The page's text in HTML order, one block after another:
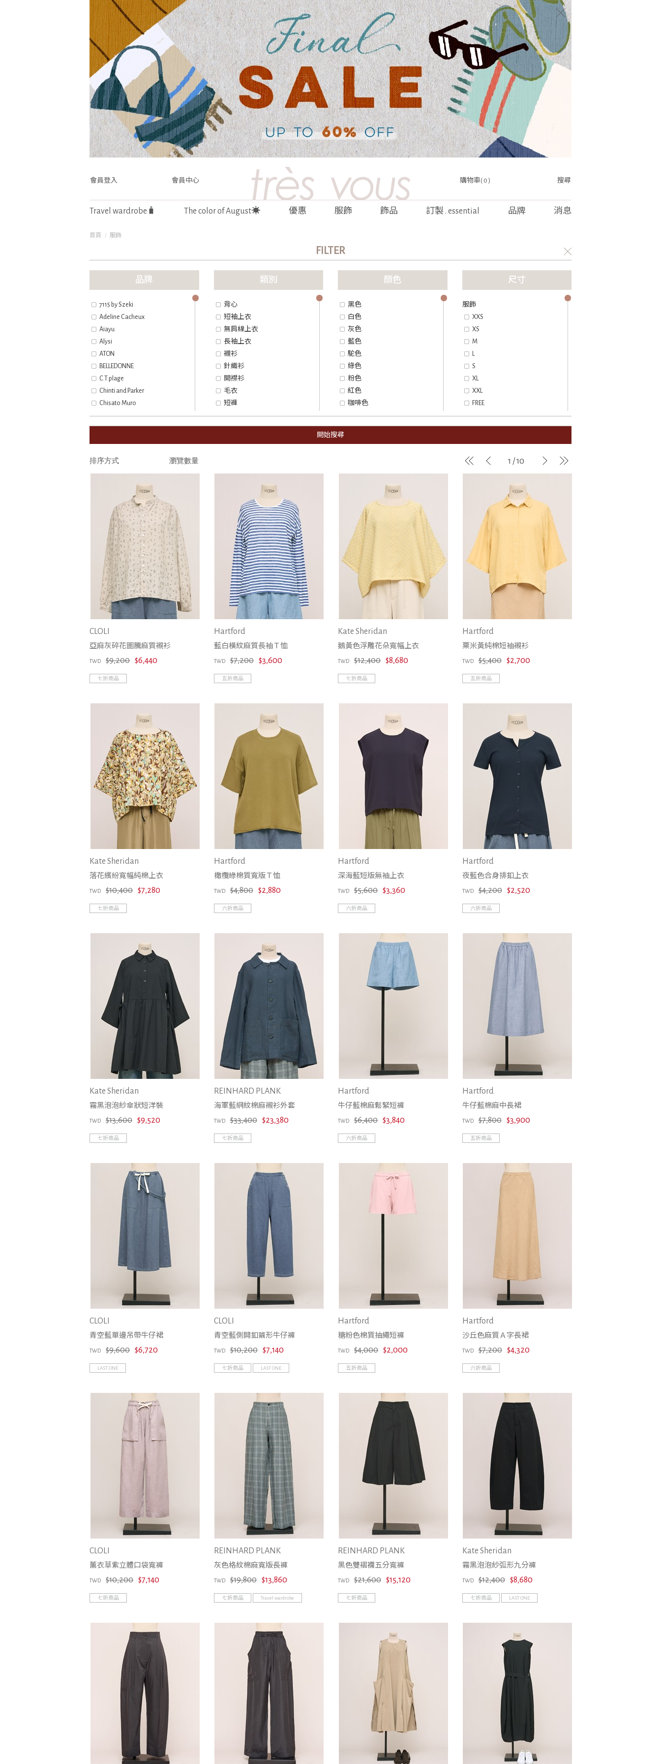
會員登入 會員中心 購物車( 0 ) 搜尋
Travel wardrobe🧳 The color of August☀️ 優惠 服飾 飾品 訂製 . essential 品牌 消息
首頁 服飾
FILTER
remove
item
品牌
7115 by Szeki
Adeline Cacheux
Aiayu
Alysi
ATON
BELLEDONNE
C.T.plage
Chinti and Parker
Chisato Muro
CLOLI
Common Projects
forte_forte
HIZEN Jewelry
Kate Sheridan
Labo.Art
Le Mont St. Michel
LIMO
Marie Laure Chamorel
PAMPA
Pomandère
REIKO
soeur
Sofie D'hoore
Sophie Digard
類別
背心
短袖上衣
無肩線上衣
長袖上衣
襯衫
針織衫
開襟衫
毛衣
短褲
五分褲
九分褲
洋裝/吊帶裙/圍裙
外套/夾克
大衣/風衣/長罩衫
圍巾/絲巾
皮帶/腰帶/吊帶
包袋
帽子
襪子/手套
休閒鞋
涼鞋
耳環/耳扣
項鍊/頸鍊
手鍊/手環
顏色
黑色
白色
灰色
藍色
駝色
綠色
粉色
紅色
咖啡色
黃色
橘色
織紋
混織
印花/色塊
編織
漸層/暈染
雙色
金色飾品
銀色飾品
寶石飾品
尺寸
服飾
XXS
XS
M
L
S
XL
XXL
FREE
鞋子
EU 34
EU 35.5
EU 37.5
EU 38
EU 38.5
EU 39
EU 39.5
EU 40
開始搜尋
排序方式 瀏覽數量 1 / 10
CLOLI
亞麻灰碎花圖騰麻質襯衫
TWD $9,200 $6,440
七折商品
Hartford
藍白橫紋麻質長袖Ｔ恤
TWD $7,200 $3,600
五折商品
Kate Sheridan
鵝黃色浮雕花朵寬幅上衣
TWD $12,400 $8,680
七折商品
Hartford
粟米黃純棉短袖襯衫
TWD $5,400 $2,700
五折商品
Kate Sheridan
落花繽紛寬幅純棉上衣
TWD $10,400 $7,280
七折商品
Hartford
橄欖綠棉質寬版Ｔ恤
TWD $4,800 $2,880
六折商品
Hartford
深海藍短版無袖上衣
TWD $5,600 $3,360
六折商品
Hartford
夜藍色合身排釦上衣
TWD $4,200 $2,520
六折商品
Kate Sheridan
霧黑泡泡紗傘狀短洋裝
TWD $13,600 $9,520
七折商品
REINHARD PLANK
海軍藍網紋棉麻襯衫外套
TWD $33,400 $23,380
七折商品
Hartford
牛仔藍棉麻鬆緊短褲
TWD $6,400 $3,840
六折商品
Hartford
牛仔藍棉麻中長裙
TWD $7,800 $3,900
五折商品
CLOLI
青空藍單邊吊帶牛仔裙
TWD $9,600 $6,720
LAST ONE
CLOLI
青空藍側開釦繭形牛仔褲
TWD $10,200 $7,140
七折商品 LAST ONE
Hartford
糖粉色棉質抽繩短褲
TWD $4,000 $2,000
五折商品
Hartford
沙丘色麻質Ａ字長裙
TWD $7,200 $4,320
六折商品
CLOLI
薰衣草紫立體口袋寬褲
TWD $10,200 $7,140
七折商品
REINHARD PLANK
灰色格紋棉麻寬版長褲
TWD $19,800 $13,860
七折商品 Travel wardrobe
REINHARD PLANK
黑色雙褶襉五分寬褲
TWD $21,600 $15,120
七折商品
Kate Sheridan
霧黑泡泡紗弧形九分褲
TWD $12,400 $8,680
七折商品 LAST ONE